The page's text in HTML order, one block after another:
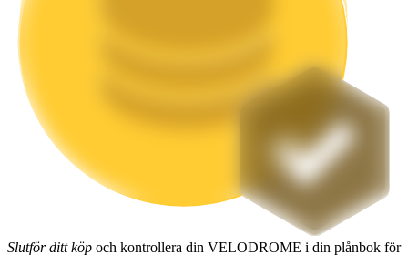
Flexibel insats för att tjäna populära tokens
Slutför ditt köp och kontrollera din VELODROME i din plånbok för